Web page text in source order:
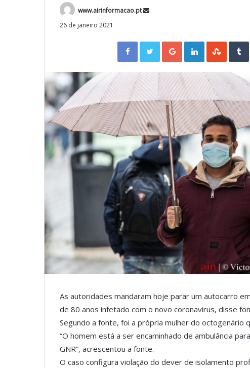
www.airinformacao.pt
26 de janeiro 2021
Facebook Twitter Google+ LinkedIn StumbleUpon
As autoridades mandaram hoje parar um autocarro
de 80 anos infetado com o novo coronavírus, disse
Segundo a fonte, foi a própria mulher do octogenário
“O homem está a ser encaminhado de ambulância
GNR”, acrescentou a fonte.
O caso configura violação do dever de isolamento